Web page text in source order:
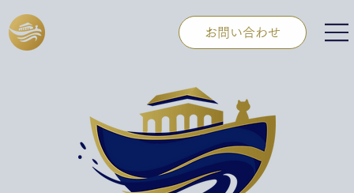
お問い合わせ